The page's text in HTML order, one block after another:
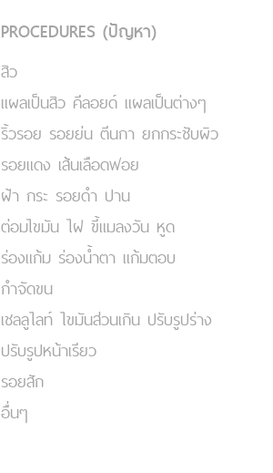
PROCEDURES (ปัญหา)
สิว
แผลเป็นสิว คีลอยด์ แผลเป็นต่างๆ
ริ้วรอย รอยย่น ตีนกา ยกกระชับผิว
รอยแดง เส้นเลือดฟอย
ฝ้า กระ รอยดำ ปาน
ต่อมไขมัน ไฝ ขี้แมลงวัน หูด
ร่องแก้ม ร่องน้ำตา แก้มตอบ
กำจัดขน
เชลลูไลท์ ไขมันส่วนเกิน ปรับรูปร่าง
ปรับรูปหน้าเรียว
รอยสัก
อื่นๆ